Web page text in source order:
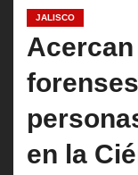
JALISCO
en la